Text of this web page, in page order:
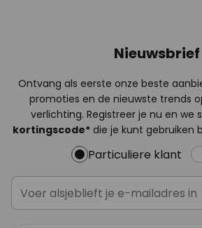
Nieuwsbrief
Ontvang als eerste onze beste
promoties en de nieuwste trends
verlichting. Registreer je nu en we
kortingscode*die je kunt gebruiken
Particuliere klant